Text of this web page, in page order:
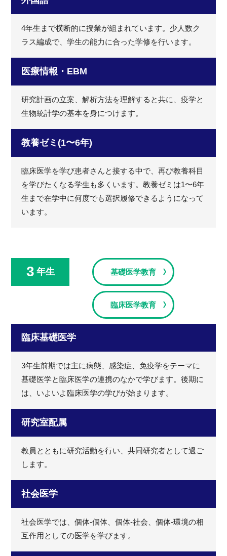
4年生まで横断的に授業が組まれています。少人数ク
ラス編成で、学生の能力に合った学修を行います。
医療情報・EBM
研究計画の立案、解析方法を理解すると共に、疫学と
生物統計学の基本を身につけます。
教養ゼミ(1〜6年)
臨床医学を学び患者さんと接する中で、再び教養科目
を学びたくなる学生も多くいます。教養ゼミは1〜6年
生まで在学中に何度でも選択履修できるようになって
います。
3 年生 基礎医学教育
臨床医学教育
臨床基礎医学
3年生前期では主に病態、感染症、免疫学をテーマに
基礎医学と臨床医学の連携のなかで学びます。後期に
は、いよいよ臨床医学の学びが始まります。
研究室配属
教員とともに研究活動を行い、共同研究者として過ご
します。
社会医学
社会医学では、個体-個体、個体-社会、個体-環境の相
互作用としての医学を学びます。